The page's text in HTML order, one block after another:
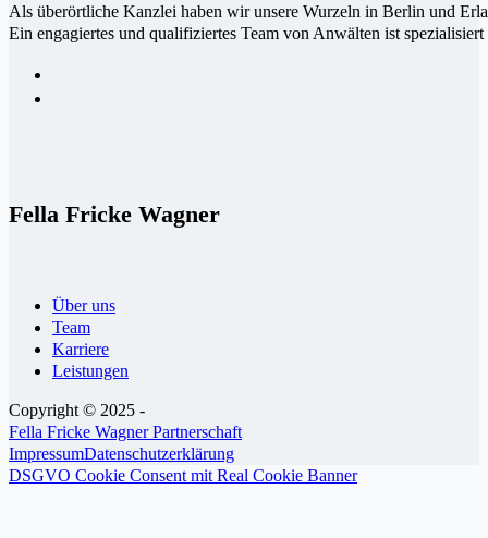
Als überörtliche Kanzlei haben wir un­sere Wur­zeln in Berlin und
Ein enga­giertes und qualifi­ziertes Team von Anwälten ist
Fella Fricke Wagner
Über uns
Team
Karriere
Leistungen
Copyright © 2025 -
Fella Fricke Wagner Partnerschaft
ImpressumDatenschutzerklärung
DSGVO Cookie Consent mit Real Cookie Banner